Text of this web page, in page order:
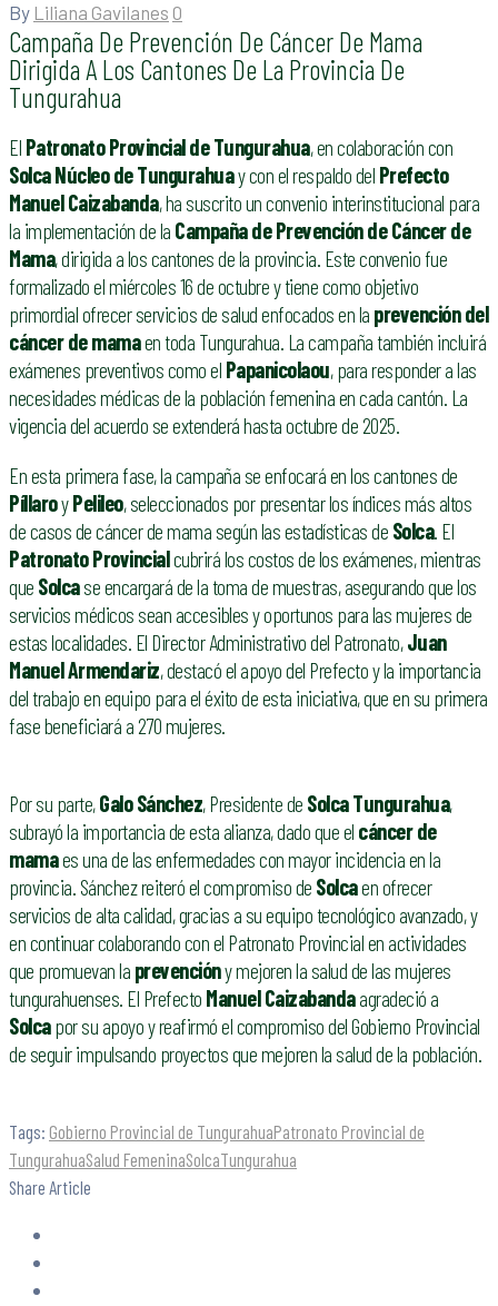
By Liliana Gavilanes 0
Campaña De Prevención De Cáncer De Mama
Dirigida A Los Cantones De La Provincia De
Tungurahua
El Patronato Provincial de Tungurahua, en colaboración con
Solca Núcleo de Tungurahuay con el respaldo del Prefecto
Manuel Caizabanda, ha suscrito un convenio interinstitucional para
la implementación de la Campaña de Prevención de Cáncer de
Mama, dirigida a los cantones de la provincia. Este convenio fue
formalizado el miércoles 16 de octubre y tiene como objetivo
primordial ofrecer servicios de salud enfocados en la prevención del
cáncer de mamaen toda Tungurahua. La campaña también incluirá
exámenes preventivos como el Papanicolaou, para responder a las
necesidades médicas de la población femenina en cada cantón. La
vigencia del acuerdo se extenderá hasta octubre de 2025.
En esta primera fase, la campaña se enfocará en los cantones de
PíllaroyPelileo, seleccionados por presentar los índices más altos
de casos de cáncer de mama según las estadísticas de Solca. El
Patronato Provincialcubrirá los costos de los exámenes, mientras
que Solcase encargará de la toma de muestras, asegurando que los
servicios médicos sean accesibles y oportunos para las mujeres de
estas localidades. El Director Administrativo del Patronato,Juan
Manuel Armendariz, destacó el apoyo del Prefecto y la importancia
del trabajo en equipo para el éxito de esta iniciativa, que en su primera
fase beneficiará a 270 mujeres.
Por su parte,Galo Sánchez, Presidente de Solca Tungurahua,
subrayó la importancia de esta alianza, dado que el cáncer de
mamaes una de las enfermedades con mayor incidencia en la
provincia. Sánchez reiteró el compromiso de Solcaen ofrecer
servicios de alta calidad, gracias a su equipo tecnológico avanzado, y
en continuar colaborando con el Patronato Provincial en actividades
que promuevan la prevencióny mejoren la salud de las mujeres
tungurahuenses. El Prefecto Manuel Caizabandaagradeció a
Solcapor su apoyo y reafirmó el compromiso del Gobierno Provincial
de seguir impulsando proyectos que mejoren la salud de la población.
Tags: Gobierno Provincial de TungurahuaPatronato Provincial de
TungurahuaSalud FemeninaSolcaTungurahua
Share Article